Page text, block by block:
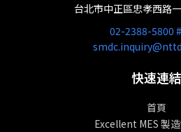
台北市中正區忠孝西路
02-2388-5800
快速連結
首頁
Excellent MES 製